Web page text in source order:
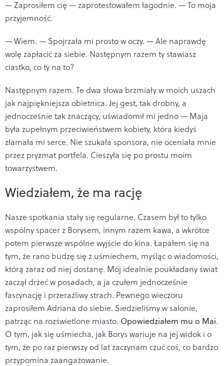
— Zaprosiłem cię — zaprotestowałem łagodnie. — To moja
przyjemność.
— Wiem. — Spojrzała mi prosto w oczy. — Ale naprawdę
wolę zapłacić za siebie. Następnym razem ty stawiasz
ciastko, co ty na to?
Następnym razem. Te dwa słowa brzmiały w moich uszach
jak najpiękniejsza obietnica. Jej gest, tak drobny, a
jednocześnie tak znaczący, uświadomił mi jedno — Maja
była zupełnym przeciwieństwem kobiety, która kiedyś
złamała mi serce. Nie szukała sponsora, nie oceniała mnie
przez pryzmat portfela. Cieszyła się po prostu moim
towarzystwem.
Wiedziałem, że ma rację
Nasze spotkania stały się regularne. Czasem był to tylko
wspólny spacer z Borysem, innym razem kawa, a wkrótce
potem pierwsze wspólne wyjście do kina. Łapałem się na
tym, że rano budzę się z uśmiechem, myśląc o wiadomości,
którą zaraz od niej dostanę. Mój idealnie poukładany świat
zaczął drżeć w posadach, a ja czułem jednocześnie
fascynację i przeraźliwy strach. Pewnego wieczoru
zaprosiłem Adriana do siebie. Siedzieliśmy w salonie,
patrząc na rozświetlone miasto. Opowiedziałem mu o Mai.
O tym, jak się uśmiecha, jak Borys wariuje na jej widok i o
tym, że po raz pierwszy od lat zaczynam czuć coś, co bardzo
przypomina zaangażowanie.